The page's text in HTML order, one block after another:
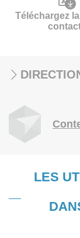
Téléchargez
LES